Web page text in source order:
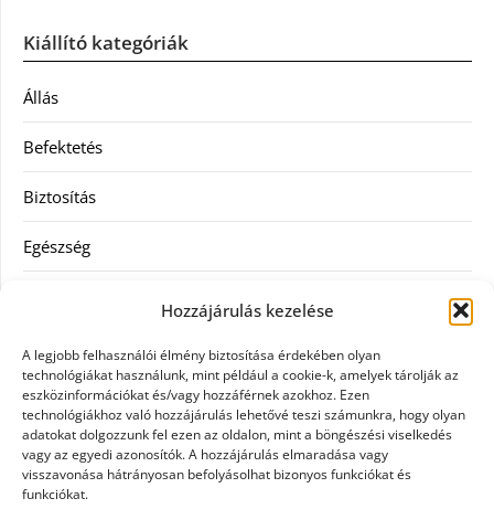
Hozzájárulás kezelése
A legjobb felhasználói élmény biztosítása érdekében olyan
technológiákat használunk, mint például a cookie-k, amelyek tárolják az
eszközinformációkat és/vagy hozzáférnek azokhoz. Ezen
technológiákhoz való hozzájárulás lehetővé teszi számunkra, hogy olyan
adatokat dolgozzunk fel ezen az oldalon, mint a böngészési viselkedés
vagy az egyedi azonosítók. A hozzájárulás elmaradása vagy
visszavonása hátrányosan befolyásolhat bizonyos funkciókat és
funkciókat.
Kiállító kategóriák
Állás
Befektetés
Biztosítás
Egészség
Ingatlan
Művészetek és szórakozás
Múzeumok
Szolgáltatás